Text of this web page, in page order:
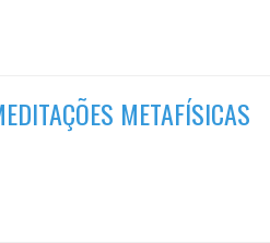
METAFÍSICAS